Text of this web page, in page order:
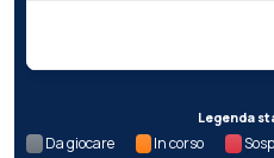
Legenda
Da giocare In corso